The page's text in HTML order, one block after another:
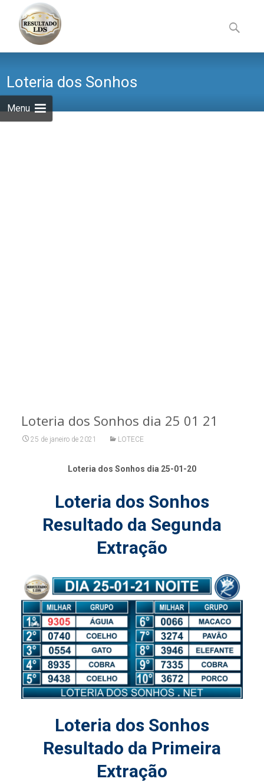
Menu
to
content
por:
Loteria dos Sonhos
Loteria dos Sonhos dia 25 01 21
25 de janeiro de 2021 LOTECE
Loteria dos Sonhos dia 25-01-20
Loteria dos Sonhos
Resultado da Segunda
Extração
Loteria dos Sonhos
Resultado da Primeira
Extração